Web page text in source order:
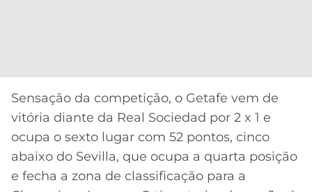
Sensação da competição, o Getafe vem de
vitória diante da Real Sociedad por 2 x 1 e
ocupa o sexto lugar com 52 pontos, cinco
abaixo do Sevilla, que ocupa a quarta posição
e fecha a zona de classificação para a